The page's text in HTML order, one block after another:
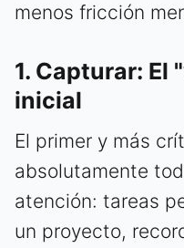
menos fricción
1. Capturar: El
inicial
El primer y más
absolutamente
atención: tareas
un proyecto,